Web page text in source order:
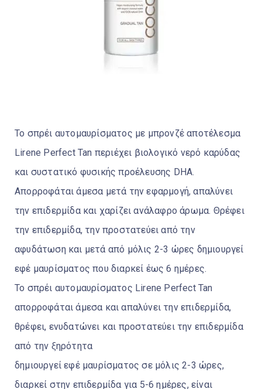
Το σπρέι αυτομαυρίσματος με μπρονζέ αποτέλεσμα
Lirene Perfect Tan περιέχει βιολογικό νερό καρύδας
και συστατικό φυσικής προέλευσης DHA.
Απορροφάται άμεσα μετά την εφαρμογή, απαλύνει
την επιδερμίδα και χαρίζει ανάλαφρο άρωμα. Θρέφει
την επιδερμίδα, την προστατεύει από την
αφυδάτωση και μετά από μόλις 2-3 ώρες δημιουργεί
εφέ μαυρίσματος που διαρκεί έως 6 ημέρες.
Το σπρέι αυτομαυρίσματος Lirene Perfect Tan
απορροφάται άμεσα και απαλύνει την επιδερμίδα,
θρέφει, ενυδατώνει και προστατεύει την επιδερμίδα
από την ξηρότητα
δημιουργεί εφέ μαυρίσματος σε μόλις 2-3 ώρες,
διαρκεί στην επιδερμίδα για 5-6 ημέρες, είναι